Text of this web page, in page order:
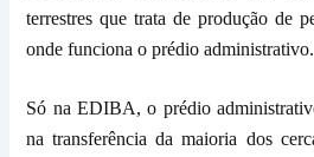
terrestres que trata de produção de
onde funciona o prédio administrativo.
Só na EDIBA, o prédio
na transferência da maioria dos